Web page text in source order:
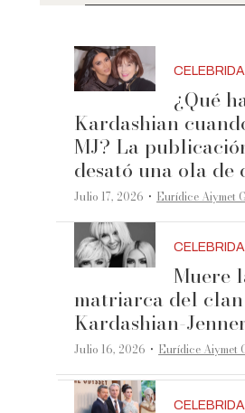
¿Qué
Kardashian
MJ? La
desató una ola de
Julio 17, 2026 ·Eurídice Aiymet
Muere
matriarca del clan
Kardashian-
Julio 16, 2026 ·Eurídice Aiymet